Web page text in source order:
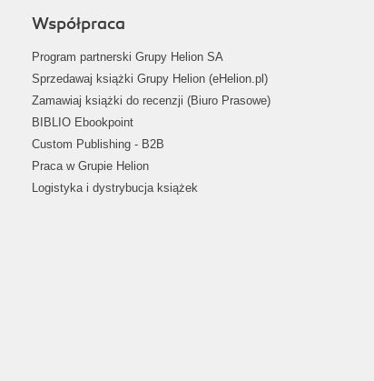
Współpraca
Program partnerski Grupy Helion SA
Sprzedawaj książki Grupy Helion (eHelion.pl)
Zamawiaj książki do recenzji (Biuro Prasowe)
BIBLIO Ebookpoint
Custom Publishing - B2B
Praca w Grupie Helion
Logistyka i dystrybucja książek